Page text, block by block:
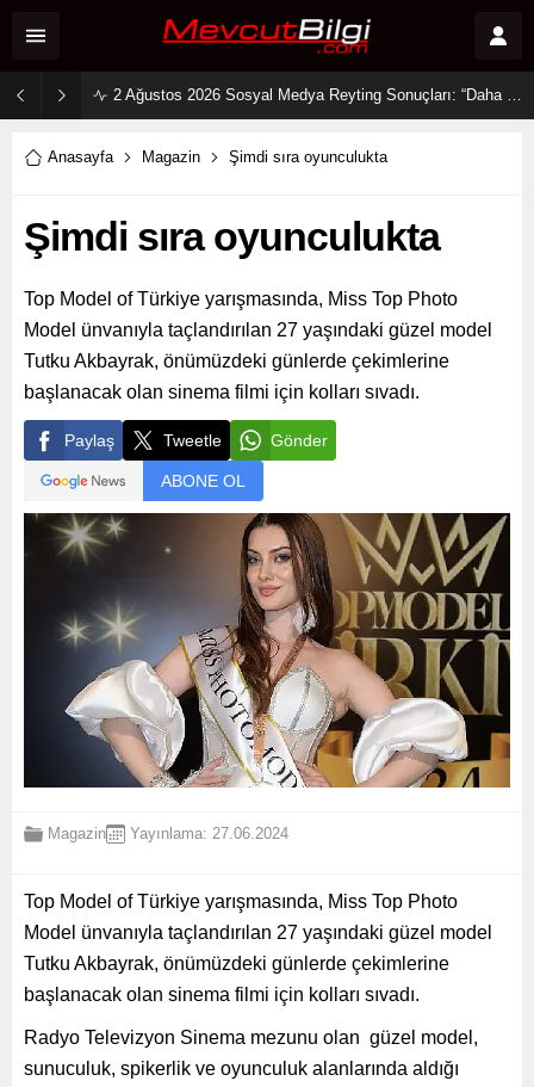
2 Ağustos 2026 Sosyal Medya Reyting Sonuçları: “Daha 17” Ekranlara Ambargo Koydu!
Anasayfa Magazin Şimdi sıra oyunculukta
Şimdi sıra oyunculukta
Top Model of Türkiye yarışmasında, Miss Top Photo
Model ünvanıyla taçlandırılan 27 yaşındaki güzel model
Tutku Akbayrak, önümüzdeki günlerde çekimlerine
başlanacak olan sinema filmi için kolları sıvadı.
Paylaş Tweetle Gönder
ABONE OL
Magazin Yayınlama: 27.06.2024
Top Model of Türkiye yarışmasında, Miss Top Photo
Model ünvanıyla taçlandırılan 27 yaşındaki güzel model
Tutku Akbayrak, önümüzdeki günlerde çekimlerine
başlanacak olan sinema filmi için kolları sıvadı.
Radyo Televizyon Sinema mezunu olan güzel model,
sunuculuk, spikerlik ve oyunculuk alanlarında aldığı